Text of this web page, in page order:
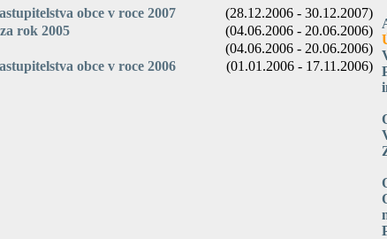
obce v roce 2007
(28.12.2006 - 30.12.2007)
rok 2005
(04.06.2006 - 20.06.2006)
(04.06.2006 - 20.06.2006)
obce v roce 2006
(01.01.2006 - 17.11.2006)